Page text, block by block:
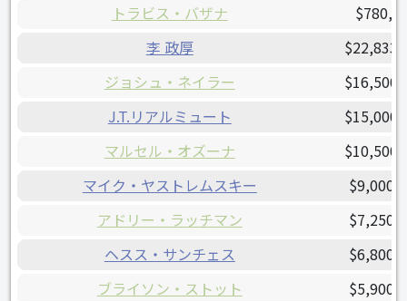
トラビス・バザナ
李 政厚
ジョシュ・ネイラー
J.T.リアルミュート
マルセル・オズーナ
マイク・ヤストレムスキー
アドリー・ラッチマン
ヘスス・サンチェス
ブライソン・ストット